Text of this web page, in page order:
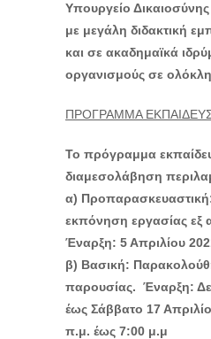
Υπουργείο Δικαιοσύνης
με μεγάλη διδακτική
και σε ακαδημαϊκά
οργανισμούς σε
ΠΡΟΓΡΑΜΜΑ
Το πρόγραμμα
διαμεσολάβηση
α) Προπαρασκευαστική:
εκπόνηση εργασίας εξ
Έναρξη: 5 Απριλίου
β) Βασική:
παρουσίας. Έναρξη:
έως Σάββατο 17
π.μ. έως 7:00 μ.μ